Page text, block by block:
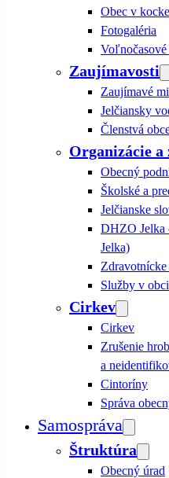
Obec v kocke
Fotogaléria
Zaujímavosti
Zaujímavé
Jelčiansky
Členstvá
Organizácie a
Obecný
Školské a
Jelčianske
DHZO Jelka
Jelka)
Zdravotnícke
Služby v obci
Cirkev
Cirkev
Zrušenie
a
Cintoríny
Správa
Samospráva
Štruktúra
Obecný úrad